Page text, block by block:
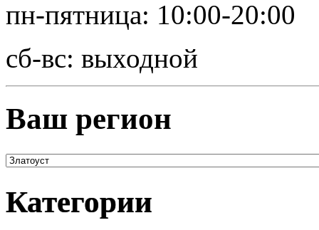
пн-пятница: 10:00-20:00
сб-вс: выходной
Ваш регион
Категории